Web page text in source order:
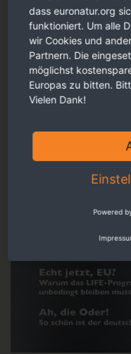
dass euronatur.org
funktioniert. Um alle
wir Cookies und
Partnern. Die
möglichst
Europas zu bitten.
Vielen Dank!
Powered